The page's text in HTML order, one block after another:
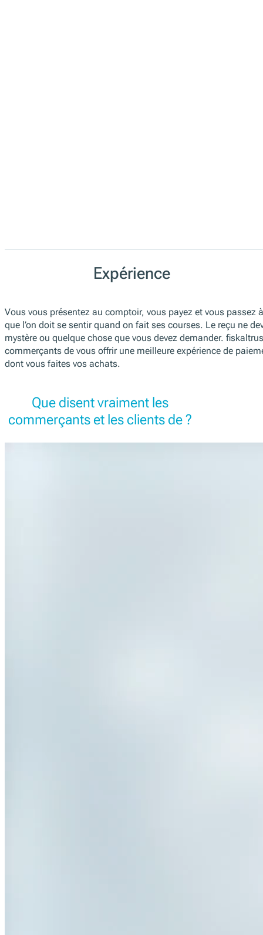
Expérience
Vous vous présentez au comptoir, vous payez et vous passez
que l’on doit se sentir quand on fait ses courses. Le reçu ne
mystère ou quelque chose que vous devez demander.
commerçants de vous offrir une meilleure expérience de
dont vous faites vos achats.
Que disent vraiment les
commerçants et les clients de ?